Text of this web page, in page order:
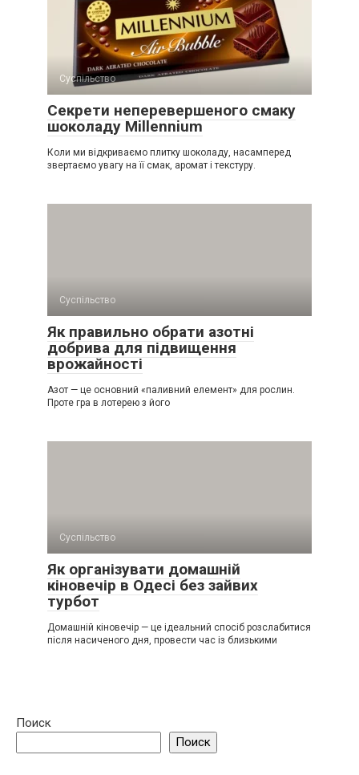
Суспільство
Секрети неперевершеного смаку
шоколаду Millennium
Коли ми відкриваємо плитку шоколаду, насамперед
звертаємо увагу на її смак, аромат і текстуру.
Суспільство
Як правильно обрати азотні
добрива для підвищення
врожайності
Азот — це основний «паливний елемент» для рослин.
Проте гра в лотерею з його
Суспільство
Як організувати домашній
кіновечір в Одесі без зайвих
турбот
Домашній кіновечір — це ідеальний спосіб розслабитися
після насиченого дня, провести час із близькими
Поиск
Поиск